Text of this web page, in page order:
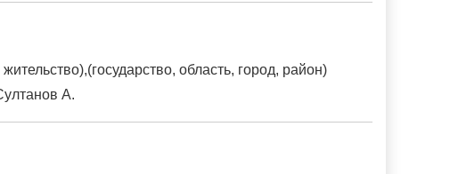
область, город, район)
А.